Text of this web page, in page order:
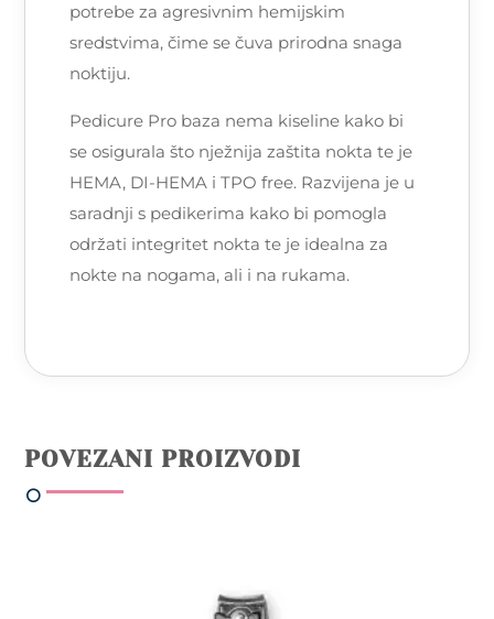
potrebe za agresivnim hemijskim
sredstvima, čime se čuva prirodna snaga
noktiju.
Pedicure Pro baza nema kiseline kako bi
se osigurala što nježnija zaštita nokta te je
HEMA, DI-HEMA i TPO free. Razvijena je u
saradnji s pedikerima kako bi pomogla
održati integritet nokta te je idealna za
nokte na nogama, ali i na rukama.
POVEZANI PROIZVODI